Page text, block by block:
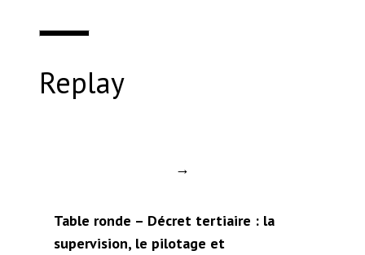
Replay
→
Table ronde – Décret tertiaire : la
supervision, le pilotage et